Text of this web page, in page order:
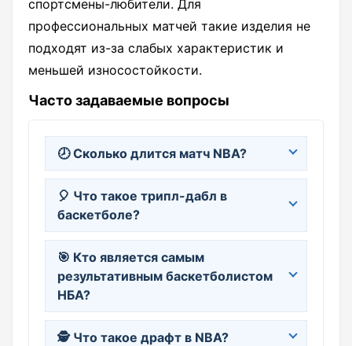
спортсмены-любители. Для
профессиональных матчей такие изделия не
подходят из-за слабых характеристик и
меньшей износостойкости.
Часто задаваемые вопросы
🕗 Сколько длится матч NBA?
🎈 Что такое трипл-дабл в
баскетболе?
🎯 Кто является самым
результативным баскетболистом
НБА?
🕵️ Что такое драфт в NBA?